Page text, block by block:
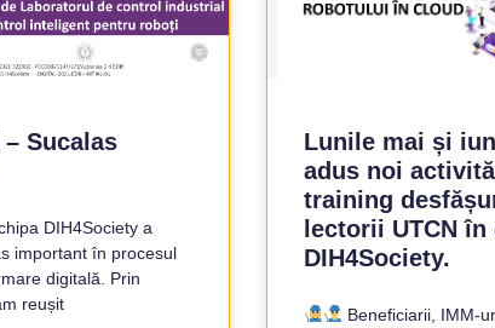
Sucalas
DIH4Society a
important în procesul
digitală. Prin
reușit
Lunile mai și
adus noi
training
lectorii UTCN în
DIH4Society.
Beneficiarii, IMM-